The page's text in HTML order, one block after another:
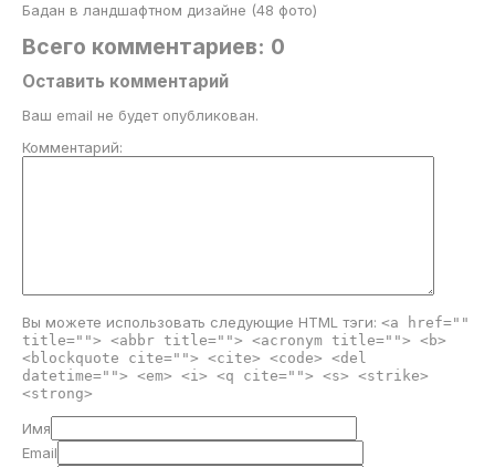
Бадан в ландшафтном дизайне (48 фото)
Всего комментариев: 0
Оставить комментарий
Ваш email не будет опубликован.
Комментарий:
Вы можете использовать следующие HTML тэги: <a href=""
title=""> <abbr title=""> <acronym title=""> <b>
<blockquote cite=""> <cite> <code> <del
datetime=""> <em> <i> <q cite=""> <s> <strike>
<strong>
Имя
Email